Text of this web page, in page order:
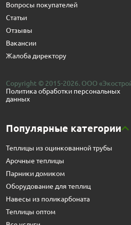
Вопросы покупателей
Статьи
Отзывы
Вакансии
Жалоба директору
Copyright © 2015-2026. ООО
Политика обработки персональных
данных
Популярные категории
Теплицы из оцинкованной трубы
Арочные теплицы
Парники домиком
Оборудование для теплиц
Навесы из поликарбоната
Теплицы оптом